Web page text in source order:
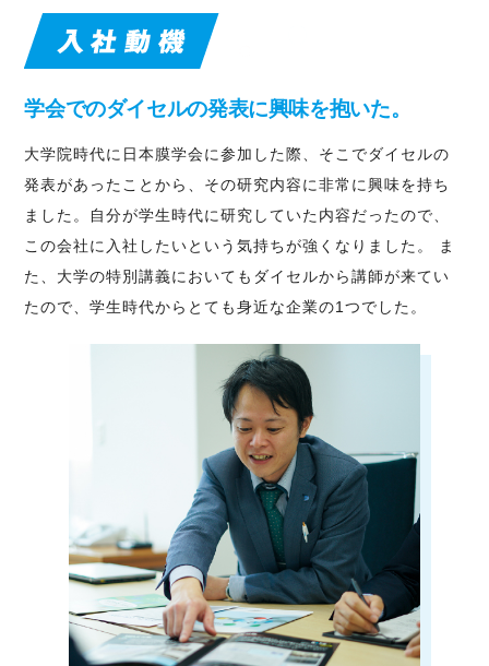
学会でのダイセルの発表に興味を抱いた。
大学院時代に日本膜学会に参加した際、そこでダイセルの
発表があったことから、その研究内容に非常に興味を持ち
ました。自分が学生時代に研究していた内容だったので、
この会社に入社したいという気持ちが強くなりました。 ま
た、大学の特別講義においてもダイセルから講師が来てい
たので、学生時代からとても身近な企業の1つでした。